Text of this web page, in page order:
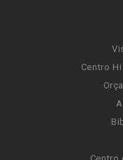
Centro